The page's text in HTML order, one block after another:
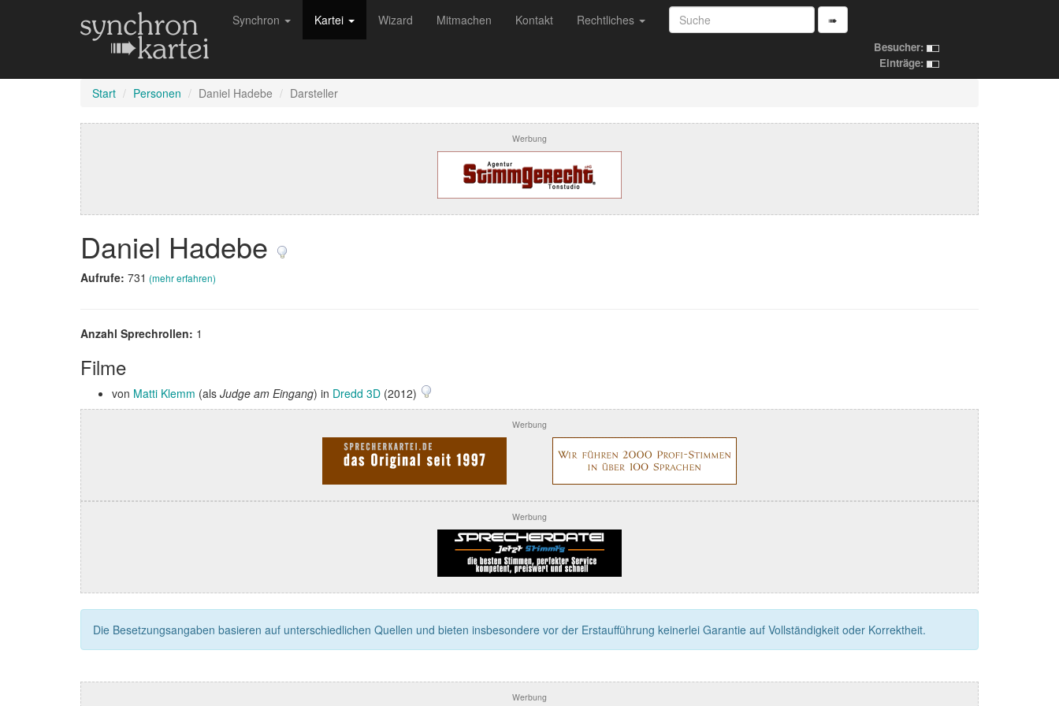
Synchron Kartei Wizard Mitmachen Kontakt Rechtliches ➠
Besucher:
Einträge:
Start Personen Daniel Hadebe Darsteller
Werbung
Daniel Hadebe
Aufrufe: 731 (mehr erfahren)
Anzahl Sprechrollen: 1
Filme
von Matti Klemm (als Judge am Eingang) in Dredd 3D (2012)
Werbung
Werbung
Die Besetzungsangaben basieren auf unterschiedlichen Quellen und bieten insbesondere vor der Erstaufführung keinerlei Garantie auf Vollständigkeit oder Korrektheit.
Werbung